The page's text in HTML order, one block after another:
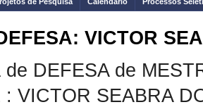
VICTOR
de DEFESA de
: VICTOR SEABRA